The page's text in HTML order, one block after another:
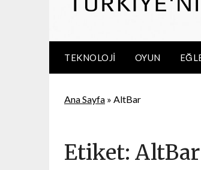
TEKNOLOJI OYUN
Ana Sayfa » AltBar
Etiket: AltBar